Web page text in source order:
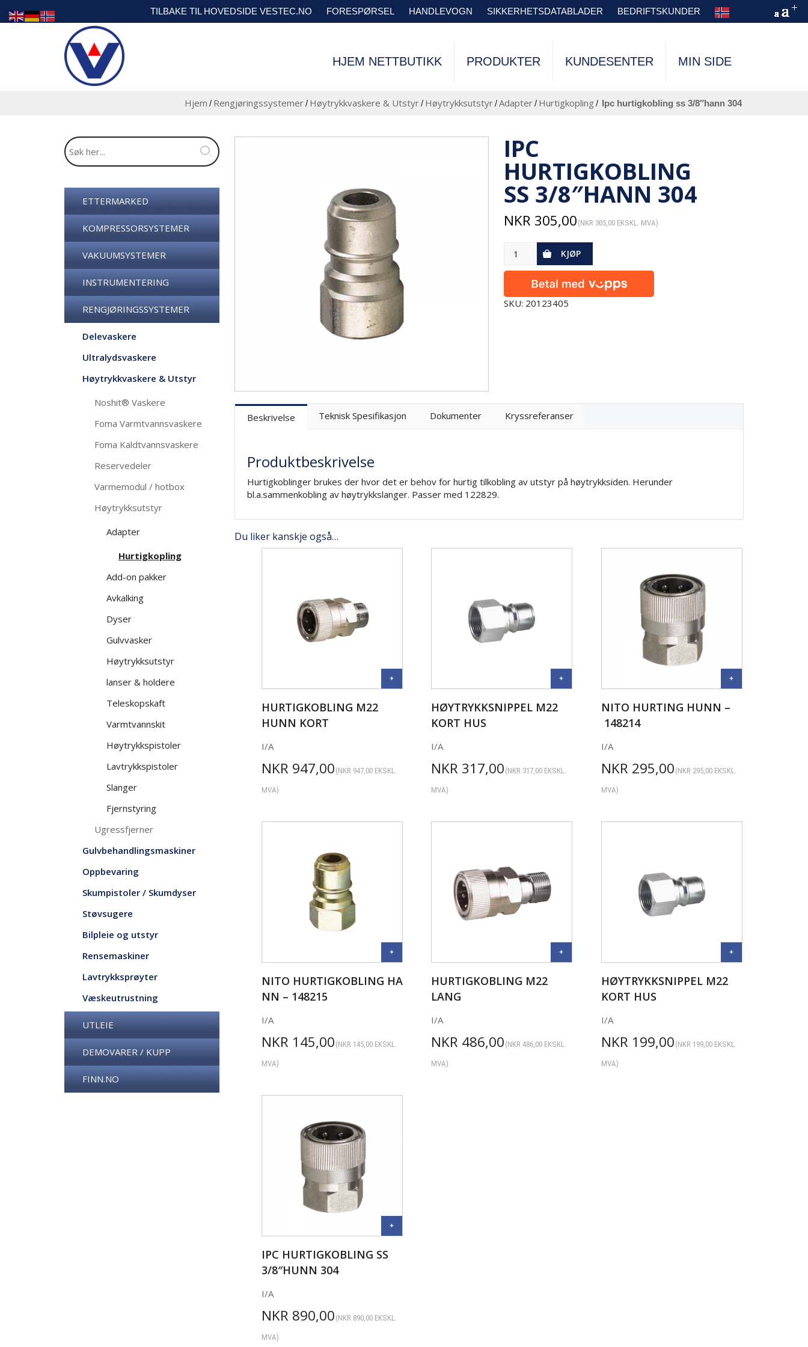
TILBAKE TIL HOVEDSIDE VESTEC.NO FORESPØRSEL HANDLEVOGN SIKKERHETSDATABLADER BEDRIFTSKUNDER
HJEM NETTBUTIKK PRODUKTER KUNDESENTER MIN SIDE
Hjem / Rengjøringssystemer/ Høytrykkvaskere & Utstyr/ Høytrykksutstyr/Adapter/ Hurtigkopling / ipc hurtigkobling ss 3/8″hann 304
ETTERMARKED
KOMPRESSORSYSTEMER
VAKUUMSYSTEMER
INSTRUMENTERING
RENGJØRINGSSYSTEMER
Delevaskere
Ultralydsvaskere
Høytrykkvaskere & Utstyr
Noshit® Vaskere
Foma Varmtvannsvaskere
Foma Kaldtvannsvaskere
Reservedeler
Varmemodul / hotbox
Høytrykksutstyr
Adapter
Hurtigkopling
Add-on pakker
Avkalking
Dyser
Gulvvasker
Høytrykksutstyr
lanser & holdere
Teleskopskaft
Varmtvannskit
Høytrykkspistoler
Lavtrykkspistoler
Slanger
Fjernstyring
Ugressfjerner
Gulvbehandlingsmaskiner
Oppbevaring
Skumpistoler / Skumdyser
Støvsugere
Bilpleie og utstyr
Rensemaskiner
Lavtrykksprøyter
Væskeutrustning
UTLEIE
DEMOVARER / KUPP
FINN.NO
IPC
HURTIGKOBLING
SS 3/8″HANN 304
NKR 305,00 (NKR 305,00 EKSKL. MVA)
KJØP
SKU: 20123405
Beskrivelse Teknisk Spesifikasjon Dokumenter Kryssreferanser
Produktbeskrivelse
Hurtigkoblinger brukes der hvor det er behov for hurtig tilkobling av utstyr på høytrykksiden. Herunder
bl.a.sammenkobling av høytrykkslanger. Passer med 122829.
Du liker kanskje også…
HURTIGKOBLING M22
HUNN KORT
I/A
NKR 947,00 (NKR 947,00EKSKL.
MVA)
HØYTRYKKSNIPPEL M22
KORT HUS
I/A
NKR 317,00 (NKR 317,00 EKSKL.
MVA)
NITO HURTING HUNN –
148214
I/A
NKR 295,00 (NKR 295,00EKSKL.
MVA)
NITO HURTIGKOBLING HA
NN – 148215
I/A
NKR 145,00 (NKR 145,00EKSKL.
MVA)
HURTIGKOBLING M22
LANG
I/A
NKR 486,00 (NKR 486,00 EKSKL.
MVA)
HØYTRYKKSNIPPEL M22
KORT HUS
I/A
NKR 199,00 (NKR 199,00EKSKL.
MVA)
IPC HURTIGKOBLING SS
3/8″HUNN 304
I/A
NKR 890,00 (NKR 890,00EKSKL.
MVA)